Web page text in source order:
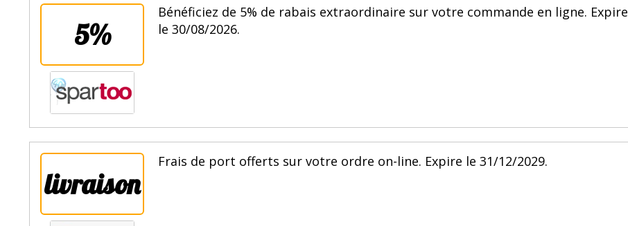
5%
Bénéficiez de 5% de rabais extraordinaire sur votre commande en ligne. Expire
le 30/08/2026.
livraison
Frais de port offerts sur votre ordre on-line. Expire le 31/12/2029.